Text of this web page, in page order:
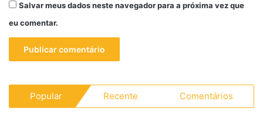
Salvar meus dados neste navegador para a próxima vez que
eu comentar.
Popular Recente Comentários